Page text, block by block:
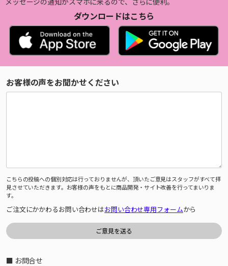
メッセージの通知がスマホに来るので、さらに便利。
ダウンロードはこちら
お客様の声をお聞かせください
こちらの投稿への個別対応は行っておりませんが、頂いたご意見はスタッフがすべて拝
見させていただきます。お客様の声をもとに商品開発・サイト改善を行ってまいりま
す。
ご注文にかかわるお問い合わせはお問い合わせ専用フォームから
■ お問合せ